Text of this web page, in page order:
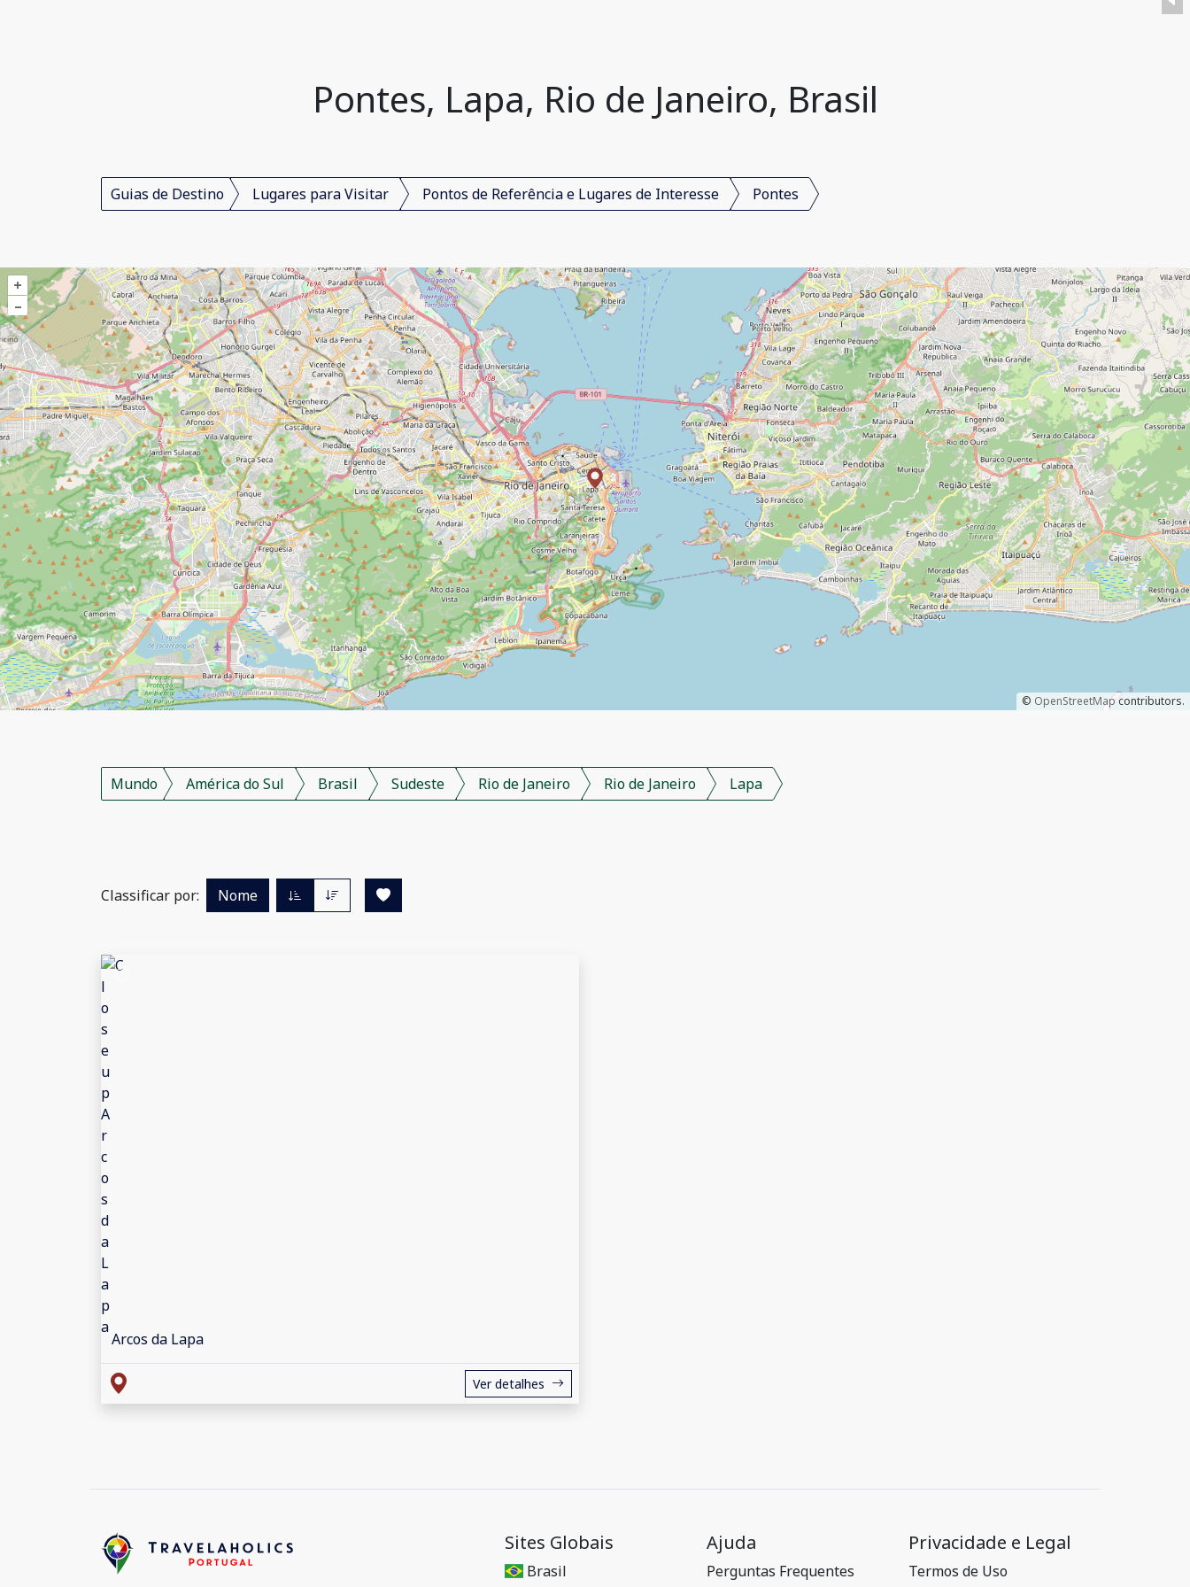
Pontes, Lapa, Rio de Janeiro, Brasil
Guias de Destino Lugares para Visitar Pontos de Referência e Lugares de Interesse Pontes
+
–
© OpenStreetMap contributors.
Mundo América do Sul Brasil Sudeste Rio de Janeiro Rio de Janeiro Lapa
Classificar por: Nome
Arcos da Lapa
Ver detalhes
Sites Globais
Brasil
Ajuda
Perguntas Frequentes
Privacidade e Legal
Termos de Uso